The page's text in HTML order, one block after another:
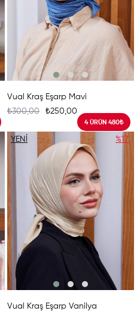
Vual Kraş Eşarp Mavi
₺250,00
₺300,00
4 ÜRÜN 480₺
Vual Kraş Eşarp Vanilya
%17
YENI